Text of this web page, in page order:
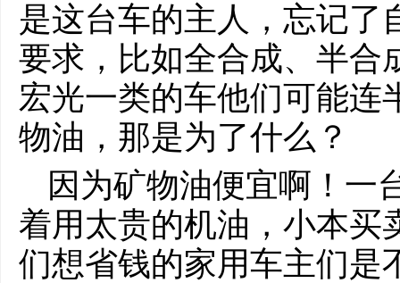
是这台车的主人，忘记了
要求，比如全合成、半合
宏光一类的车他们可能连
物油，那是为了什么？
因为矿物油便宜啊！一
着用太贵的机油，小本买
们想省钱的家用车主们是